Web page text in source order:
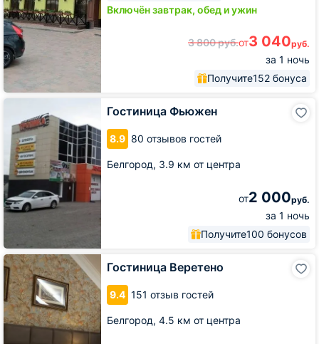
Включён завтрак, обед и ужин
3 800руб.от3 040руб.
за 1 ночь
Получите152 бонуса
Гостиница Фьюжен
8.9 80 отзывов гостей
Белгород, 3.9 км от центра
от2 000руб.
за 1 ночь
Получите100 бонусов
Фьюжен
Гостиница Веретено
9.4 151 отзыв гостей
Белгород, 4.5 км от центра
Гостиница
Веретено